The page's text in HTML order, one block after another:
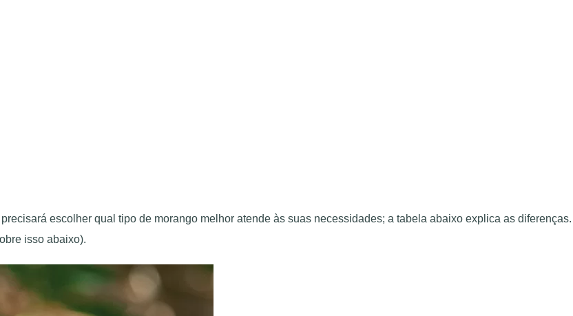
escolher qual tipo de morango melhor atende às suas necessidades; a tabela abaixo explica as diferenças.
isso abaixo).